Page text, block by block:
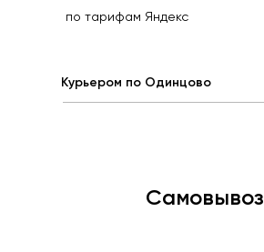
Курьером по Одинцово
по тарифам Яндекс
Самовывоз